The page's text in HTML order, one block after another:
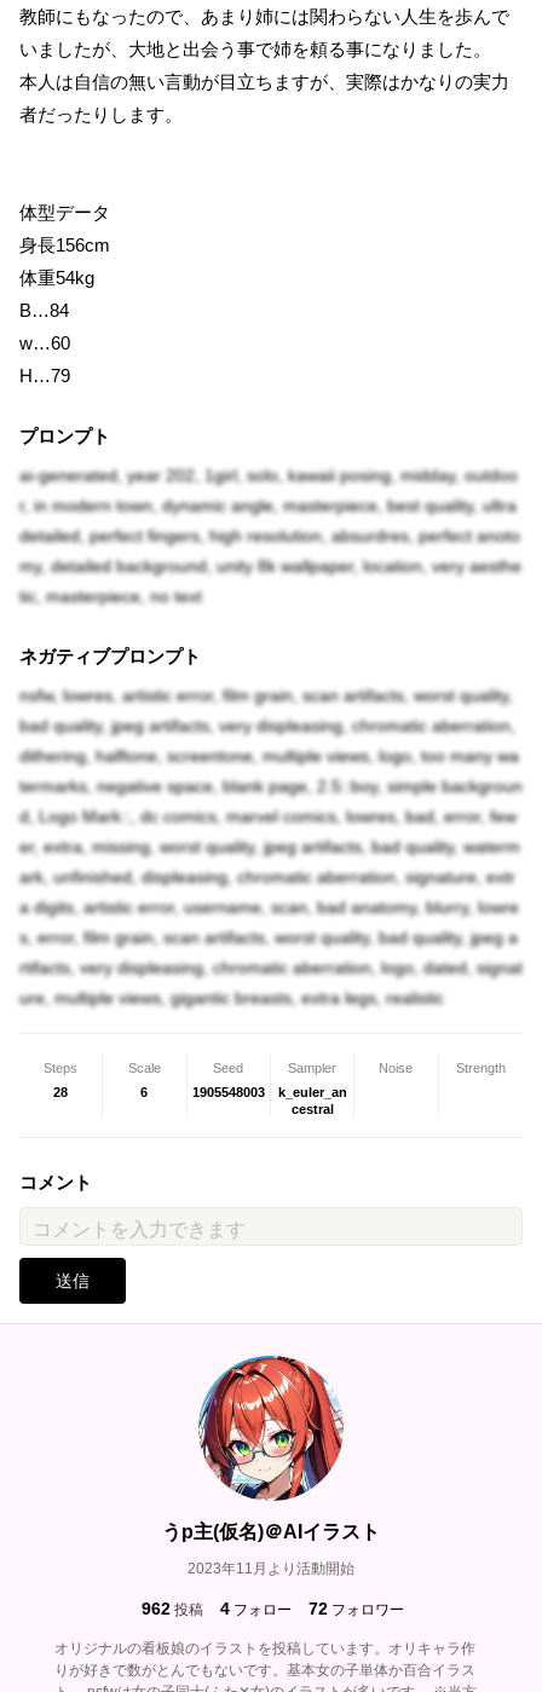
教師にもなったので、あまり姉には関わらない人生を歩んで
いましたが、大地と出会う事で姉を頼る事になりました。
本人は自信の無い言動が目立ちますが、実際はかなりの実力
者だったりします。
体型データ
身長156cm
体重54kg
B…84
w…60
H…79
プロンプト
ai-generated, year 202, 1girl, solo, kawaii posing, midday, outdoo
r, in modern town, dynamic angle, masterpiece, best quality, ultra
detailed, perfect fingers, high resolution, absurdres, perfect anoto
my, detailed background, unity 8k wallpaper, location, very aesthe
tic, masterpiece, no text
ネガティブプロンプト
nsfw, lowres, artistic error, film grain, scan artifacts, worst quality,
bad quality, jpeg artifacts, very displeasing, chromatic aberration,
dithering, halftone, screentone, multiple views, logo, too many wa
termarks, negative space, blank page, 2.5::boy, simple backgroun
d, Logo Mark::, dc comics, marvel comics, lowres, bad, error, few
er, extra, missing, worst quality, jpeg artifacts, bad quality, waterm
ark, unfinished, displeasing, chromatic aberration, signature, extr
a digits, artistic error, username, scan, bad anatomy, blurry, lowre
s, error, film grain, scan artifacts, worst quality, bad quality, jpeg a
rtifacts, very displeasing, chromatic aberration, logo, dated, signat
ure, multiple views, gigantic breasts, extra legs, realistic
Steps
28
Scale
6
Seed
1905548003
Sampler
k_euler_an
cestral
Noise Strength
コメント
送信
うp主(仮名)＠AIイラスト
2023年11月より活動開始
962 投稿 4 フォロー 72 フォロワー
オリジナルの看板娘のイラストを投稿しています。オリキャラ作
りが好きで数がとんでもないです。基本女の子単体か百合イラス